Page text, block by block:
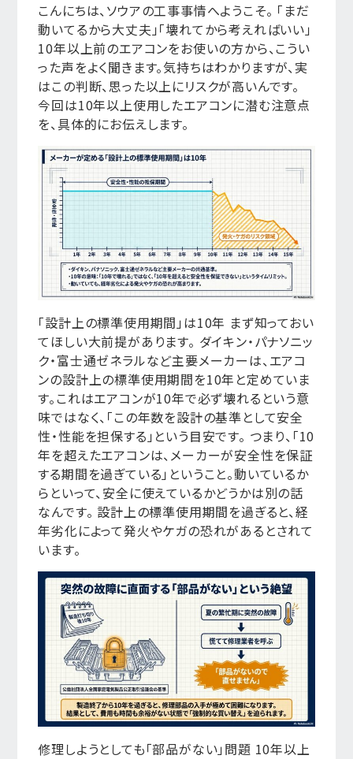
こんにちは、ソウアの工事事情へようこそ。 「まだ
動いてるから大丈夫」「壊れてから考えればいい」
10年以上前のエアコンをお使いの方から、こうい
った声をよく聞きます。気持ちはわかりますが、実
はこの判断、思った以上にリスクが高いんです。
今回は10年以上使用したエアコンに潜む注意点
を、具体的にお伝えします。
「設計上の標準使用期間」は10年 まず知っておい
てほしい大前提があります。 ダイキン・パナソニッ
ク・富士通ゼネラルなど主要メーカーは、エアコ
ンの設計上の標準使用期間を10年と定めていま
す。これはエアコンが10年で必ず壊れるという意
味ではなく、「この年数を設計の基準として安全
性・性能を担保する」という目安です。 つまり、「10
年を超えたエアコンは、メーカーが安全性を保証
する期間を過ぎている」ということ。動いているか
らといって、安全に使えているかどうかは別の話
なんです。 設計上の標準使用期間を過ぎると、経
年劣化によって発火やケガの恐れがあるとされて
います。
修理しようとしても「部品がない」問題 10年以上